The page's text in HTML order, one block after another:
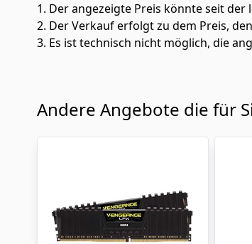
1. Der angezeigte Preis könnte seit
2. Der Verkauf erfolgt zu dem Preis,
3. Es ist technisch nicht möglich, die
Andere Angebote die für